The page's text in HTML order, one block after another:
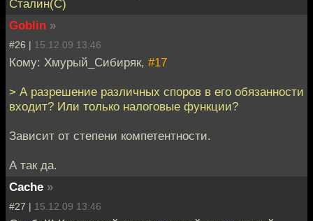
Сталин(С)
Goblin »
#26 | 15.12.09 13:46
Кому: Хмурый_Сибиряк, #17
> А разрешение различных споров в его обязанности
входит? Или только налоговые функции?
Зависит от степени компетентности.
А так да.
Cache »
#27 | 15.12.09 13:46